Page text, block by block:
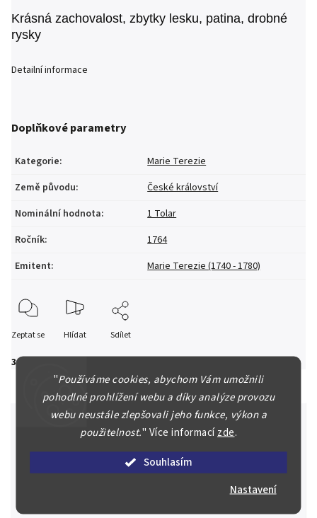
"Používáme cookies, abychom Vám umožnili
pohodlné prohlížení webu a díky analýze provozu
webu neustále zlepšovali jeho funkce, výkon a
použitelnost." Více informacízde.
Souhlasím
Nastavení
30 000 Kč
Krásná zachovalost, zbytky lesku, patina, drobné
rysky
Detailní informace
Doplňkové parametry
Kategorie:
Marie Terezie
Země původu:
České království
Nominální hodnota:
1 Tolar
Ročník:
1764
Emitent: Marie Terezie (1740 - 1780)
Zeptat se Hlídat Sdílet
Špičkové služby za nejlepší ceny
Náš kolektiv specialistů a znalců se Vám bude plně věnovat.
Posoudíme kvalitu a pravost Vašeho materiálu, prodáme v naší